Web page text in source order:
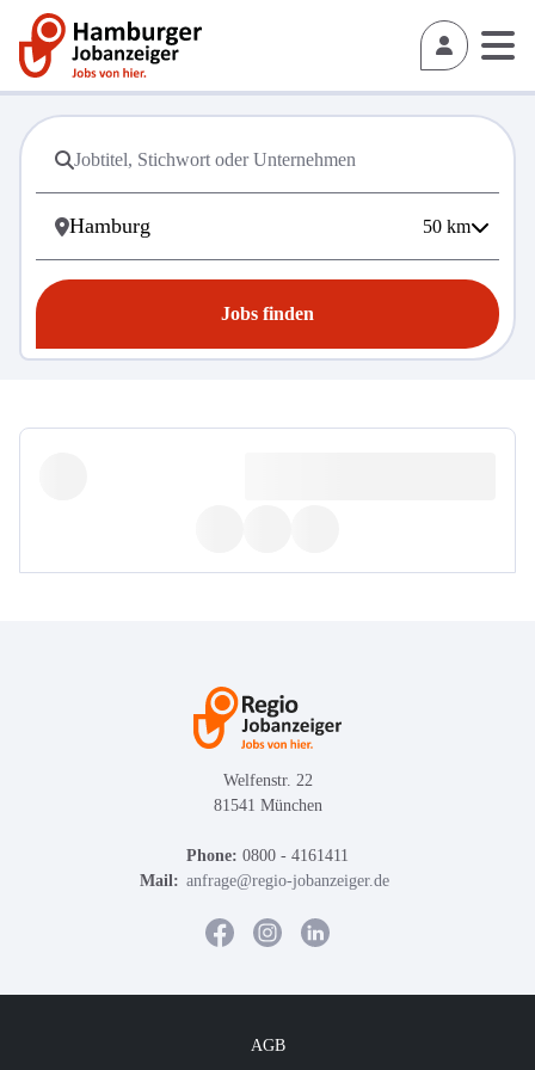
50 km
Jobs finden
Welfenstr. 22
81541 München
Phone: 0800 - 4161411
Mail: anfrage@regio-jobanzeiger.de
AGB